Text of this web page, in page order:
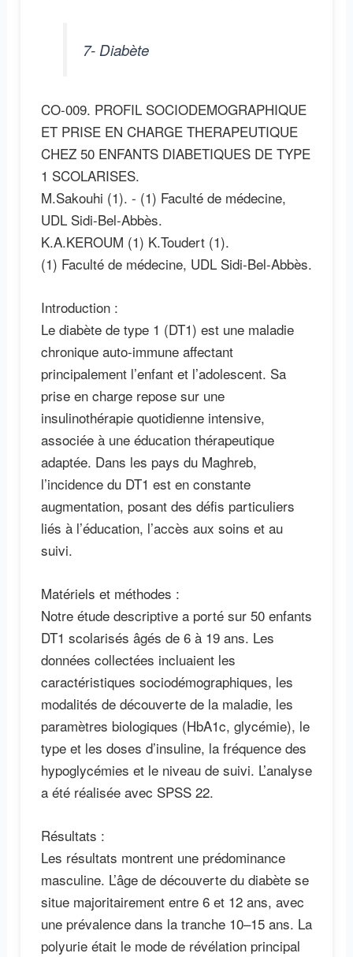
7- Diabète
CO-009. PROFIL SOCIODEMOGRAPHIQUE
ET PRISE EN CHARGE THERAPEUTIQUE
CHEZ 50 ENFANTS DIABETIQUES DE TYPE
1 SCOLARISES.
M.Sakouhi (1). - (1) Faculté de médecine,
UDL Sidi-Bel-Abbès.
K.A.KEROUM (1) K.Toudert (1).
(1) Faculté de médecine, UDL Sidi-Bel-Abbès.
Introduction :
Le diabète de type 1 (DT1) est une maladie
chronique auto-immune affectant
principalement l’enfant et l’adolescent. Sa
prise en charge repose sur une
insulinothérapie quotidienne intensive,
associée à une éducation thérapeutique
adaptée. Dans les pays du Maghreb,
l’incidence du DT1 est en constante
augmentation, posant des défis particuliers
liés à l’éducation, l’accès aux soins et au
suivi.
Matériels et méthodes :
Notre étude descriptive a porté sur 50 enfants
DT1 scolarisés âgés de 6 à 19 ans. Les
données collectées incluaient les
caractéristiques sociodémographiques, les
modalités de découverte de la maladie, les
paramètres biologiques (HbA1c, glycémie), le
type et les doses d’insuline, la fréquence des
hypoglycémies et le niveau de suivi. L’analyse
a été réalisée avec SPSS 22.
Résultats :
Les résultats montrent une prédominance
masculine. L’âge de découverte du diabète se
situe majoritairement entre 6 et 12 ans, avec
une prévalence dans la tranche 10–15 ans. La
polyurie était le mode de révélation principal